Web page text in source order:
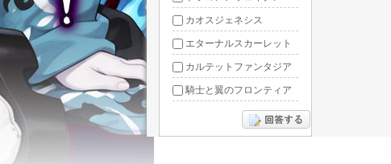
カオスジェネシス
エターナルスカーレット
カルテットファンタジア
騎士と翼のフロンティア
ドラグーン・ナイツ
ぶっ飛び三国